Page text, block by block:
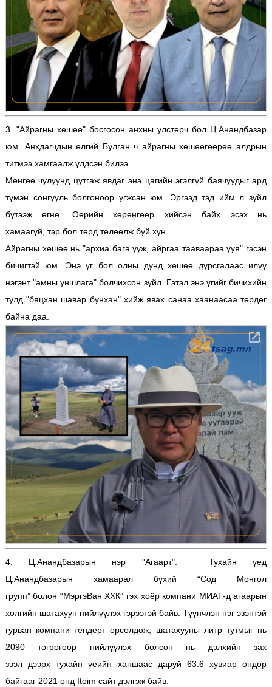
3. "Айрагны хөшөө" босгосон анхны улстөрч бол Ц.Анандбазар
юм. Анхдагчдын өлгий Булган ч айрагны хөшөөгөөрөө алдрын
титмээ хамгаалж үлдсэн билээ.
Мөнгөө чулуунд цутгаж явдаг энэ цагийн эгэлгүй баячуудыг ард
түмэн сонгууль болгоноор угжсан юм. Эргээд тэд ийм л зүйл
бүтээж өгнө. Өөрийн хөрөнгөөр хийсэн байх эсэх нь
хамаагүй, тэр бол төрд төлөөлж буй хүн.
Айрагны хөшөө нь "архиа бага ууж, айргаа тааваараа ууя" гэсэн
бичигтэй юм. Энэ үг бол олны дунд хөшөө дурсгалаас илүү
нэгэнт "амны уншлага" болчихсон зүйл. Гэтэл энэ үгийг бичихийн
тулд "бяцхан шавар бунхан" хийж явах санаа хаанаасаа төрдөг
байна даа.
4. Ц.Анандбазарын нэр "Агаарт". Тухайн үед
Ц.Анандбазарын хамаарал бүхий “Сод Монгол
групп” болон “МэргэВан ХХК” гэх хоёр компани МИАТ-д агаарын
хөлгийн шатахуун нийлүүлэх гэрээтэй байв. Түүнчлэн нэг эзэнтэй
гурван компани тендерт өрсөлдөж, шатахууны литр тутмыг нь
2090 төгрөгөөр нийлүүлэх болсон нь дэлхийн зах
зээл дээрх тухайн үеийн ханшаас даруй 63.6 хувиар өндөр
байгааг 2021 онд Itoim сайт дэлгэж байв.